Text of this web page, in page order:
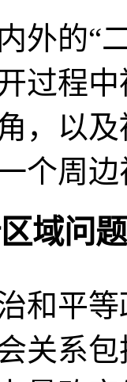
外的“
过程
，以
个周
域问题
和平
关系